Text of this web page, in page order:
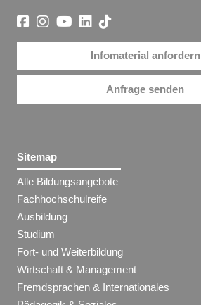
Infomaterial anfordern
Anfrage senden
Sitemap
Alle Bildungsangebote
Fachhochschulreife
Ausbildung
Studium
Fort- und Weiterbildung
Wirtschaft & Management
Fremdsprachen & Internationales